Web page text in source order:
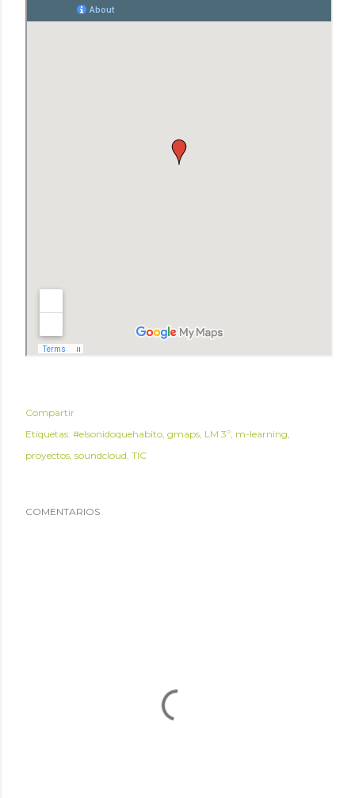
Compartir
Etiquetas: #elsonidoquehabito gmaps LM 3º m-learning
proyectos soundcloud TIC
COMENTARIOS